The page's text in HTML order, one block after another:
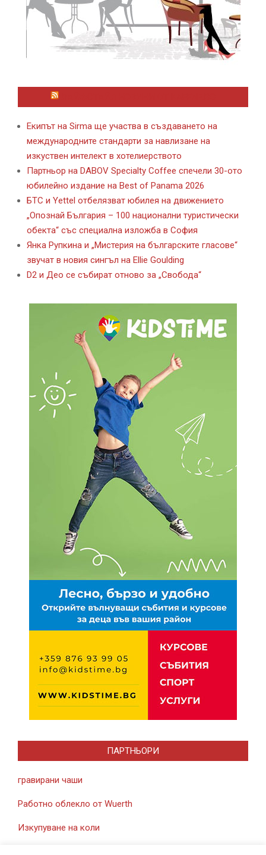
Екипът на Sirma ще участва в създаването на
международните стандарти за навлизане на
изкуствен интелект в хотелиерството
Партньор на DABOV Specialty Coffee спечели 30-ото
юбилейно издание на Best of Panama 2026
БТС и Yettel отбелязват юбилея на движението
„Опознай България – 100 национални туристически
обекта“ със специална изложба в София
Янка Рупкина и „Мистерия на българските гласове“
звучат в новия сингъл на Ellie Goulding
D2 и Део се събират отново за „Свобода“
ПАРТНЬОРИ
гравирани чаши
Работно облекло от Wuerth
Изкупуване на коли